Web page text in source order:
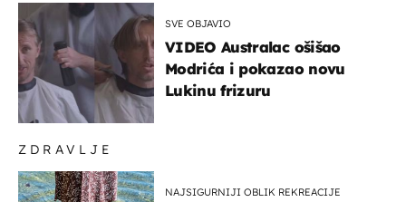
ZDRAVLJE
NAJSIGURNIJI OBLIK REKREACIJE
SVE OBJAVIO
VIDEO Australac ošišao
Modrića i pokazao novu
Lukinu frizuru